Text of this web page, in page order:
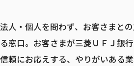
ウェルカムバック採用
法人・個人を問わず、お客さまと
る窓口。お客さまが三菱ＵＦＪ銀
信頼にお応えする、やりがいある